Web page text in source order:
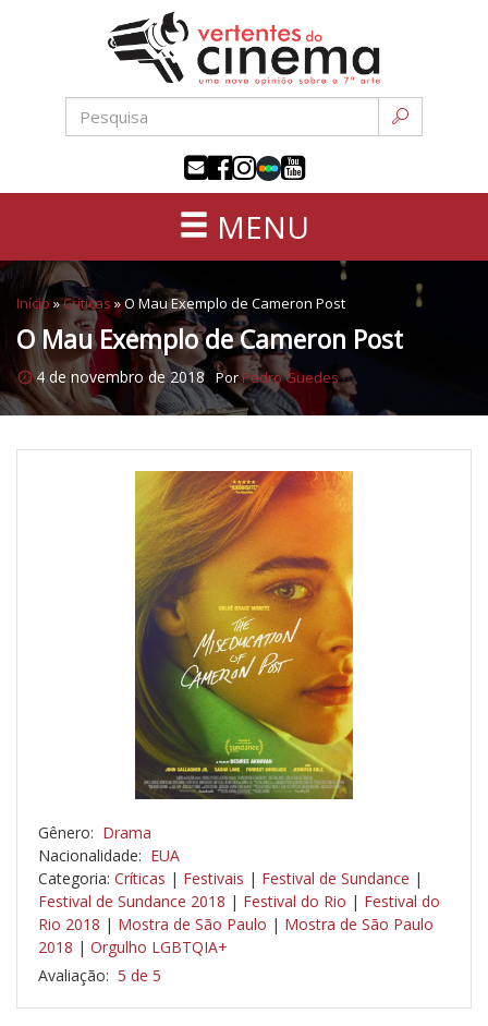
conteúdo
sétima
MENU
Início »Críticas »O Mau Exemplo de Cameron Post
O Mau Exemplo de Cameron Post
4 de novembro de 2018 PorPedro Guedes
Gênero: Drama
Nacionalidade: EUA
Categoria: Críticas | Festivais | Festival de Sundance |
Festival de Sundance 2018 | Festival do Rio | Festival do
Rio 2018 | Mostra de São Paulo | Mostra de São Paulo
2018 | Orgulho LGBTQIA+
Avaliação: 5 de 5